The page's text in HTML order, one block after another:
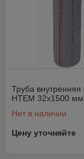
Труба
HTEM 32x1500 мм
Нет в наличии
Цену уточняйте